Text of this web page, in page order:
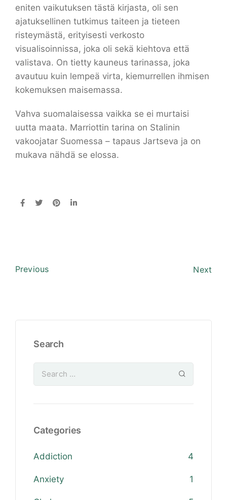
eniten vaikutuksen tästä kirjasta, oli sen
ajatuksellinen tutkimus taiteen ja tieteen
risteymästä, erityisesti verkosto
visualisoinnissa, joka oli sekä kiehtova että
valistava. On tietty kauneus tarinassa, joka
avautuu kuin lempeä virta, kiemurrellen ihmisen
kokemuksen maisemassa.
Vahva suomalaisessa vaikka se ei murtaisi
uutta maata. Marriottin tarina on Stalinin
vakoojatar Suomessa – tapaus Jartseva ja on
mukava nähdä se elossa.
Previous Next
Search
Categories
Addiction 4
Anxiety 1